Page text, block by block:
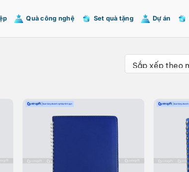
Quà công nghệ Set quà tặng Dự án